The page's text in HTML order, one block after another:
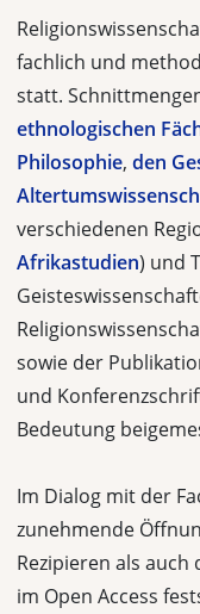
fachlich und
statt.
ethnologischen
Philosophie, den
verschiedenen
Afrikastudien) und
sowie der
und
Bedeutung
Im Dialog mit der
zunehmende
Rezipieren als
im Open Access